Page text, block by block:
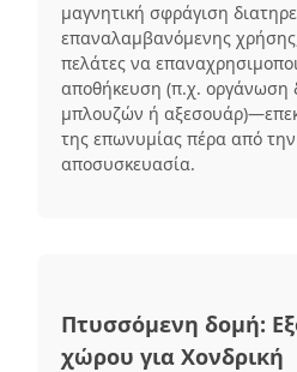
μαγνητική σφράγιση
επαναλαμβανόμενης
πελάτες να
αποθήκευση (π.χ. οργάνωση
μπλουζών ή
της επωνυμίας πέρα ​​από την
αποσυσκευασία.
Πτυσσόμενη δομή:
χώρου για Χονδρική